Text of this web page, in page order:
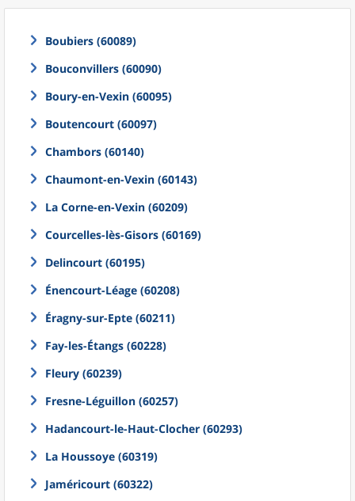
Boubiers (60089)
Bouconvillers (60090)
Boury-en-Vexin (60095)
Boutencourt (60097)
Chambors (60140)
Chaumont-en-Vexin (60143)
La Corne-en-Vexin (60209)
Courcelles-lès-Gisors (60169)
Delincourt (60195)
Énencourt-Léage (60208)
Éragny-sur-Epte (60211)
Fay-les-Étangs (60228)
Fleury (60239)
Fresne-Léguillon (60257)
Hadancourt-le-Haut-Clocher (60293)
La Houssoye (60319)
Jaméricourt (60322)